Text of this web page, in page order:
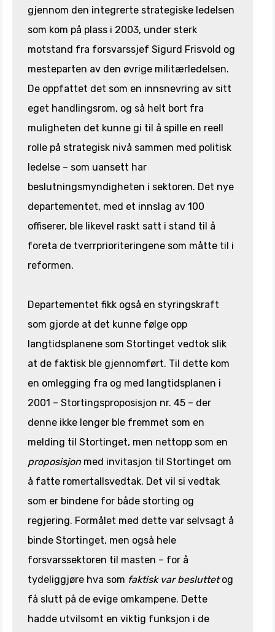
gjennom den integrerte strategiske ledelsen
som kom på plass i 2003, under sterk
motstand fra forsvarssjef Sigurd Frisvold og
mesteparten av den øvrige militærledelsen.
De oppfattet det som en innsnevring av sitt
eget handlingsrom, og så helt bort fra
muligheten det kunne gi til å spille en reell
rolle på strategisk nivå sammen med politisk
ledelse – som uansett har
beslutningsmyndigheten i sektoren. Det nye
departementet, med et innslag av 100
offiserer, ble likevel raskt satt i stand til å
foreta de tverrprioriteringene som måtte til i
reformen.
Departementet fikk også en styringskraft
som gjorde at det kunne følge opp
langtidsplanene som Stortinget vedtok slik
at de faktisk ble gjennomført. Til dette kom
en omlegging fra og med langtidsplanen i
2001 – Stortingsproposisjon nr. 45 – der
denne ikke lenger ble fremmet som en
melding til Stortinget, men nettopp som en
proposisjon med invitasjon til Stortinget om
å fatte romertallsvedtak. Det vil si vedtak
som er bindene for både storting og
regjering. Formålet med dette var selvsagt å
binde Stortinget, men også hele
forsvarssektoren til masten – for å
tydeliggjøre hva som faktisk var besluttetog
få slutt på de evige omkampene. Dette
hadde utvilsomt en viktig funksjon i de